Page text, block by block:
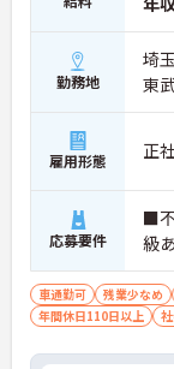
勤務地
埼
東
雇用形態 正
応募要件
■
級
車通勤可 残業少なめ
年間休日110日以上